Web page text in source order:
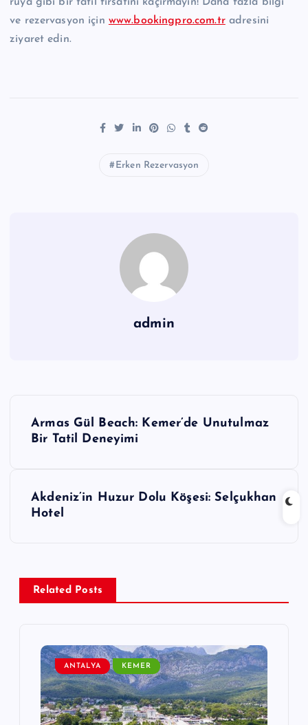
ve rezervasyon için www.bookingpro.com.tradresini
ziyaret edin.
Erken Rezervasyon
admin
e
z
Armas Gül Beach: Kemer’de Unutulmaz
Bir Tatil Deneyimi
Akdeniz’in Huzur Dolu Köşesi: Selçukhan
Hotel
Related Posts
ANTALYA KEMER